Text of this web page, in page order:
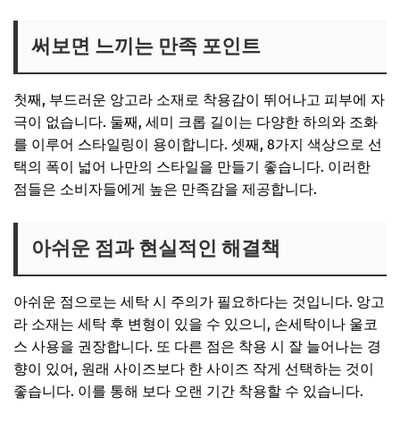
써보면 느끼는 만족 포인트
첫째, 부드러운 앙고라 소재로 착용감이 뛰어나고 피부에 자
극이 없습니다. 둘째, 세미 크롭 길이는 다양한 하의와 조화
를 이루어 스타일링이 용이합니다. 셋째, 8가지 색상으로 선
택의 폭이 넓어 나만의 스타일을 만들기 좋습니다. 이러한
점들은 소비자들에게 높은 만족감을 제공합니다.
아쉬운 점과 현실적인 해결책
아쉬운 점으로는 세탁 시 주의가 필요하다는 것입니다. 앙고
라 소재는 세탁 후 변형이 있을 수 있으니, 손세탁이나 울코
스 사용을 권장합니다. 또 다른 점은 착용 시 잘 늘어나는 경
향이 있어, 원래 사이즈보다 한 사이즈 작게 선택하는 것이
좋습니다. 이를 통해 보다 오랜 기간 착용할 수 있습니다.